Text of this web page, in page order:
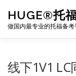
content
HUGE®托
做国内最专业的托福备考
线下1V1 LC